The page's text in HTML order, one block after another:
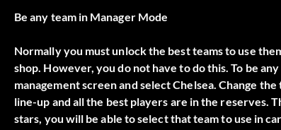
Be any team in Manager Mode
Normally you must unlock the best teams to use
shop. However, you do not have to do this. To be
management screen and select Chelsea. Change
line-up and all the best players are in the reserves.
stars, you will be able to select that team to use in